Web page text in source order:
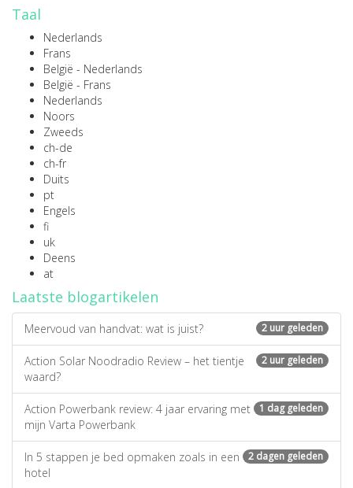
Taal
Nederlands
Frans
België - Nederlands
België - Frans
Nederlands
Noors
Zweeds
ch-de
ch-fr
Duits
pt
Engels
fi
uk
Deens
at
Laatste blogartikelen
2 uur geleden
Meervoud van handvat: wat is juist?
2 uur geleden
Action Solar Noodradio Review – het tientje
waard?
1 dag geleden
Action Powerbank review: 4 jaar ervaring met
mijn Varta Powerbank
2 dagen geleden
In 5 stappen je bed opmaken zoals in een
hotel